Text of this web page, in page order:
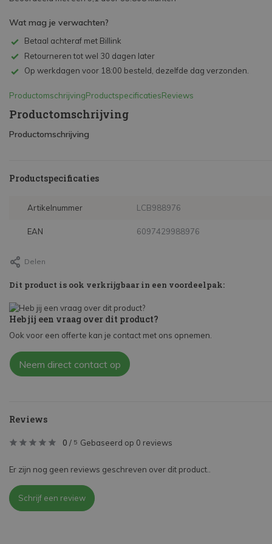
Wat mag je verwachten?
Betaal achteraf met Billink
Retourneren tot wel 30 dagen later
Op werkdagen voor 18:00 besteld, dezelfde dag verzonden.
ProductomschrijvingProductspecificatiesReviews
Productomschrijving
Productomschrijving
Productspecificaties
Artikelnummer LCB988976
EAN 6097429988976
Delen
Dit product is ook verkrijgbaar in een voordeelpak:
Heb jij een vraag over dit product?
Ook voor een offerte kan je contact met ons opnemen.
Neem direct contact op
Reviews
0 / 5 Gebaseerd op 0 reviews
Er zijn nog geen reviews geschreven over dit product..
Schrijf een review